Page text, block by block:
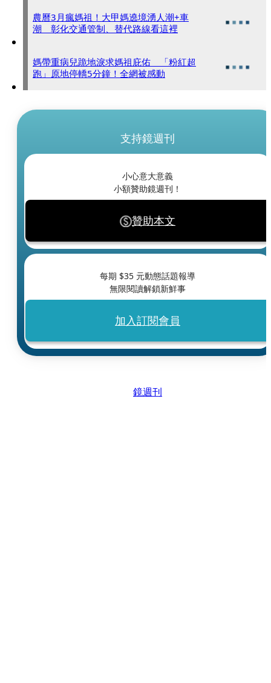
農曆3月瘋媽祖！大甲媽遶境湧人潮+車
潮 彰化交通管制、替代路線看這裡
媽帶重病兒跪地淚求媽祖庇佑 「粉紅超
跑」原地停轎5分鐘！全網被感動
支持鏡週刊
小心意大意義
小額贊助鏡週刊！
贊助本文
每期 $35 元動態話題報導
無限閱讀解鎖新鮮事
加入訂閱會員
鏡週刊